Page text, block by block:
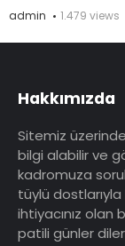
admin 1.479 views
Hakkımızda
Sitemiz
bilgi alabilir ve
kadromuza
tüylü
ihtiyacınız olan
patili günler